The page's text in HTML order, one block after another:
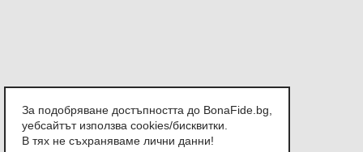
За подобряване достъпността до BonaFide.bg,
уебсайтът използва cookies/бисквитки.
В тях не съхраняваме лични данни!